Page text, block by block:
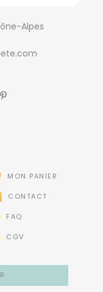
Alpes
MON PANIER
CONTACT
FAQ
CGV